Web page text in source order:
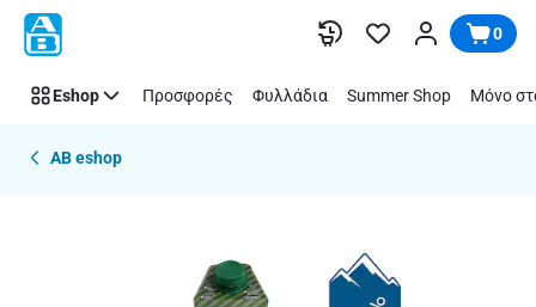
Παράλειψη 0
Eshop Προσφορές Φυλλάδια Summer Shop Μόνο
AB eshop